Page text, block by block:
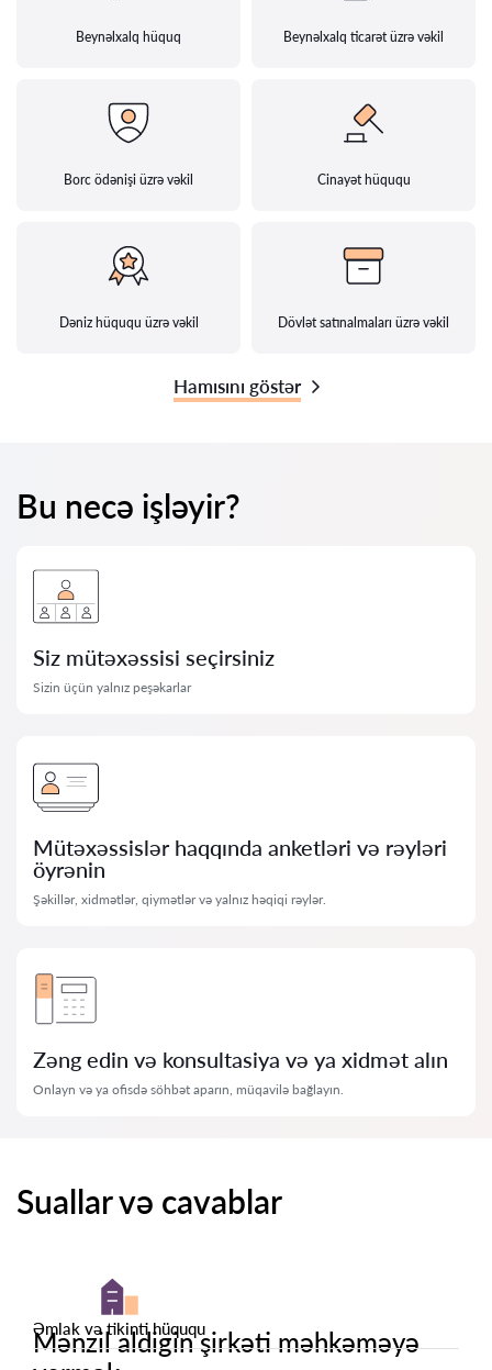
Beynəlxalq hüquq Beynəlxalq ticarət üzrə vəkil
Borc ödənişi üzrə vəkil Cinayət hüququ
Dəniz hüququ üzrə vəkil Dövlət satınalmaları üzrə vəkil
Hamısını göstər
Bu necə işləyir?
Siz mütəxəssisi seçirsiniz
Sizin üçün yalnız peşəkarlar
Mütəxəssislər haqqında anketləri və rəyləri
öyrənin
Şəkillər, xidmətlər, qiymətlər və yalnız həqiqi rəylər.
Zəng edin və konsultasiya və ya xidmət alın
Onlayn və ya ofisdə söhbət aparın, müqavilə bağlayın.
Suallar və cavablar
Əmlak və tikinti hüququ
Mənzil aldigin şirkəti məhkəməyə